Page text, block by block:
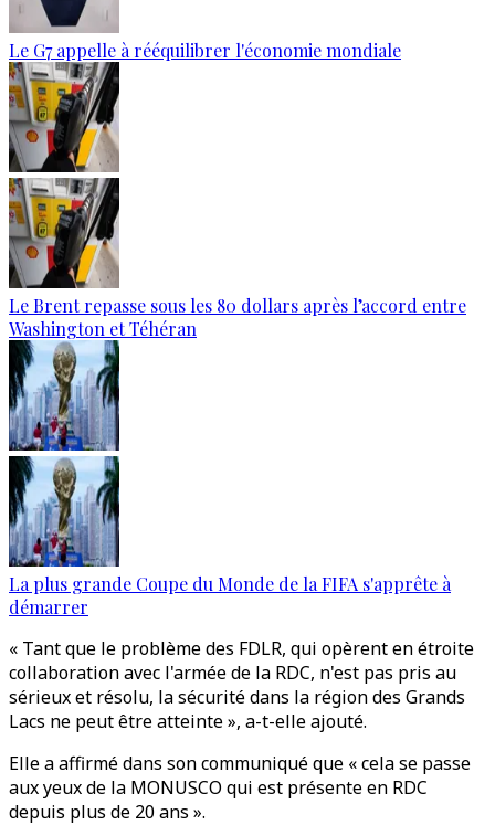
Le G7 appelle à rééquilibrer l'économie mondiale
Le Brent repasse sous les 80 dollars après l’accord entre
Washington et Téhéran
La plus grande Coupe du Monde de la FIFA s'apprête à
démarrer
« Tant que le problème des FDLR, qui opèrent en étroite
collaboration avec l'armée de la RDC, n'est pas pris au
sérieux et résolu, la sécurité dans la région des Grands
Lacs ne peut être atteinte », a-t-elle ajouté.
Elle a affirmé dans son communiqué que « cela se passe
aux yeux de la MONUSCO qui est présente en RDC
depuis plus de 20 ans ».